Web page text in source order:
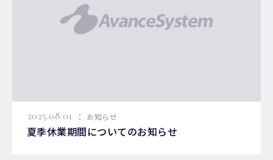
2025.08.01 : お知らせ
夏季休業期間についてのお知らせ